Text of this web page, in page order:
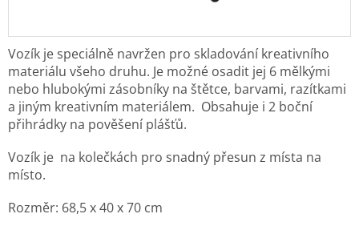
Vozík je speciálně navržen pro skladování kreativního
materiálu všeho druhu. Je možné osadit jej 6 mělkými
nebo hlubokými zásobníky na štětce, barvami, razítkami
a jiným kreativním materiálem. Obsahuje i 2 boční
přihrádky na pověšení plášťů.
Vozík je na kolečkách pro snadný přesun z místa na
místo.
Rozměr: 68,5 x 40 x 70 cm